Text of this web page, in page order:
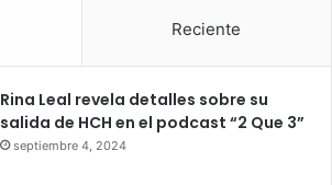
Reciente
Rina Leal revela detalles sobre su
salida de HCH en el podcast “2 Que 3”
septiembre 4, 2024